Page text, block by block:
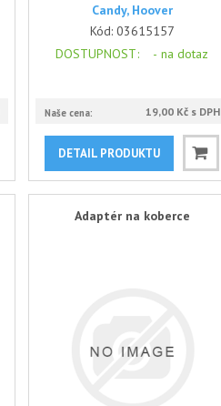
Candy, Hoover
Kód: 03615157
DOSTUPNOST: - na dotaz
Naše cena: 19,00 Kč s DPH
DETAIL PRODUKTU
Adaptér na koberce